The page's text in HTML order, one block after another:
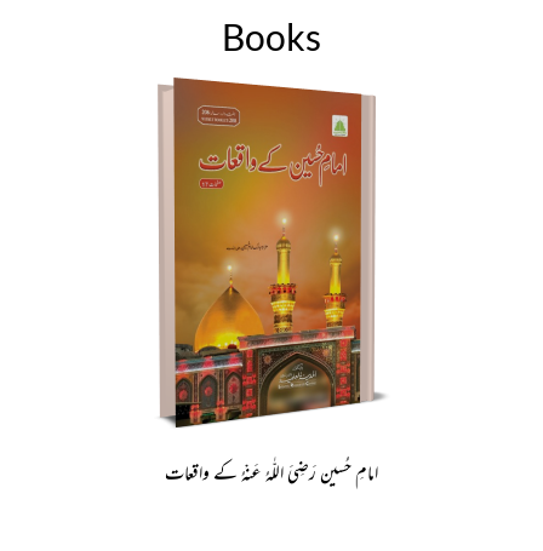
Books
امامِ حُسین رَضِىَ الـلّٰـهُ عَـنْهُ کے واقعات